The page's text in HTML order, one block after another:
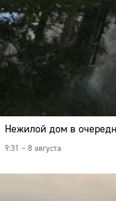
Нежилой дом в
9:31 – 8 августа